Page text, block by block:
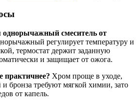
однорычажный смеситель от
регулирует температуру и
термостат держит заданную
и защищает от ожога.
практичнее? Хром проще в уходе,
бронза требуют мягкой химии, зато
от капель.